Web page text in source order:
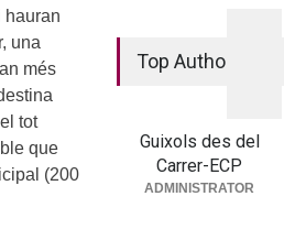
hauran
una
més
tot
que
(200
→ 25 de juny de
municipal
Top Authors
Guixols des del
Carrer-ECP
ADMINISTRATOR